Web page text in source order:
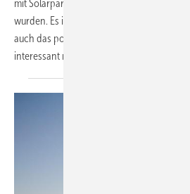
mit Solarparks durch die Ausschreibungen
wurden. Es ist nicht nur die verbesserte
auch das positive Image, das Mieterstrom
interessant macht.